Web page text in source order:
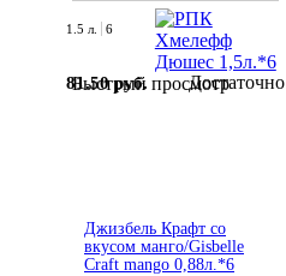
Быстрый просмотр
1.5 л. 6
81.50 руб. Достаточно
Джизбель Крафт со
вкусом манго/Gisbelle
Craft mango 0,88л.*6